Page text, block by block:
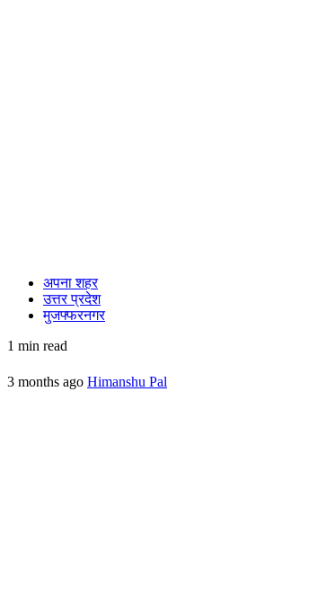
अपना शहर
उत्तर प्रदेश
मुजफ्फरनगर
1 min read
3 months ago Himanshu Pal